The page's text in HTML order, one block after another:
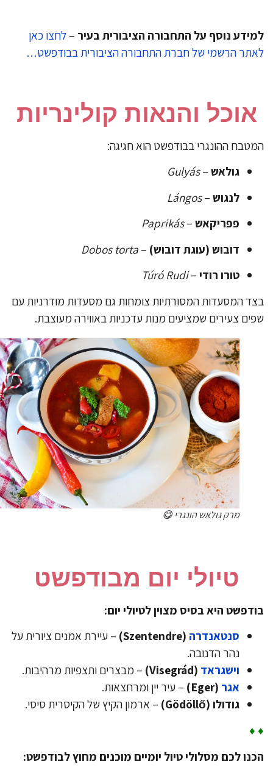
נוסף על התחבורה הציבורית בעיר–לחצו כאן
הרשמי של חברת התחבורה הציבורית בבודפשט…
אוכל והנאות קולינריות
ההונגרי בבודפשט הוא חגיגה:
גולאש–
Gulyás
לנגוש–
Lángos
פפריקאש–
Paprikás
דובוש (עוגת דובוש)–
Dobos torta
טורו רודי–
Túró Rudi
המסעדות המסורתיות צומחות גם מסעדות מודרניות עם
צעירים שמציעים מנות עדכניות באווירה מעוצבת.
מרק גולאש הונגרי 😋
טיולי יום מבודפשט
היא בסיס מצוין לטיולי יום:
סנטאנדרה(Szentendre)
– עיירת אמנים ציורית על
נהר הדנובה.
וישגראד(Visegrád)
– מבצרים ותצפיות מרהיבות.
אגר(Eger)
– עיר יין ומרחצאות.
גודולו(Gödöllő)
– ארמון הקיץ של הקיסרית סיסי.
לכם מסלולי טיול יומיים מוכנים מחוץ לבודפשט: